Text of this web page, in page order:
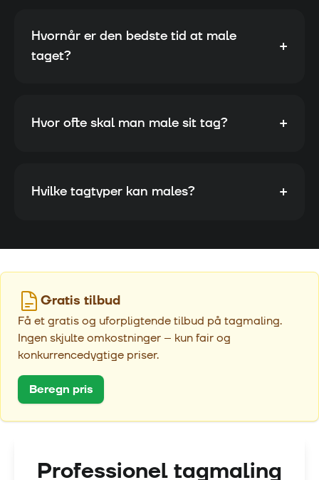
Hvornår er den bedste tid at male
taget?
+
Hvor ofte skal man male sit tag? +
Hvilke tagtyper kan males? +
Gratis tilbud
Få et gratis og uforpligtende tilbud på tagmaling.
Ingen skjulte omkostninger – kun fair og
konkurrencedygtige priser.
Beregn pris
Professionel tagmaling